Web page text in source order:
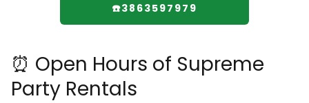
☎️3863597979
⏰ Open Hours of Supreme
Party Rentals